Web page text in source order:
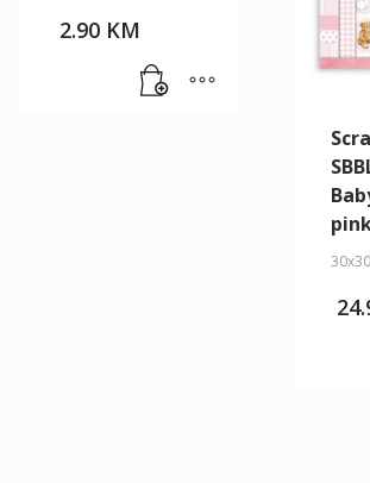
2.90 KM